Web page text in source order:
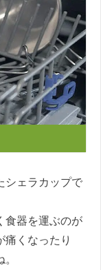
シェラカップで
食器を運ぶのが
痛くなったり